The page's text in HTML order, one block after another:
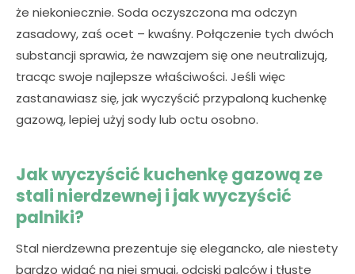
że niekoniecznie. Soda oczyszczona ma odczyn
zasadowy, zaś ocet – kwaśny. Połączenie tych dwóch
substancji sprawia, że nawzajem się one neutralizują,
tracąc swoje najlepsze właściwości. Jeśli więc
zastanawiasz się, jak wyczyścić przypaloną kuchenkę
gazową, lepiej użyj sody lub octu osobno.
Jak wyczyścić kuchenkę gazową ze
stali nierdzewnej i jak wyczyścić
palniki?
Stal nierdzewna prezentuje się elegancko, ale niestety
bardzo widać na niej smugi, odciski palców i tłuste